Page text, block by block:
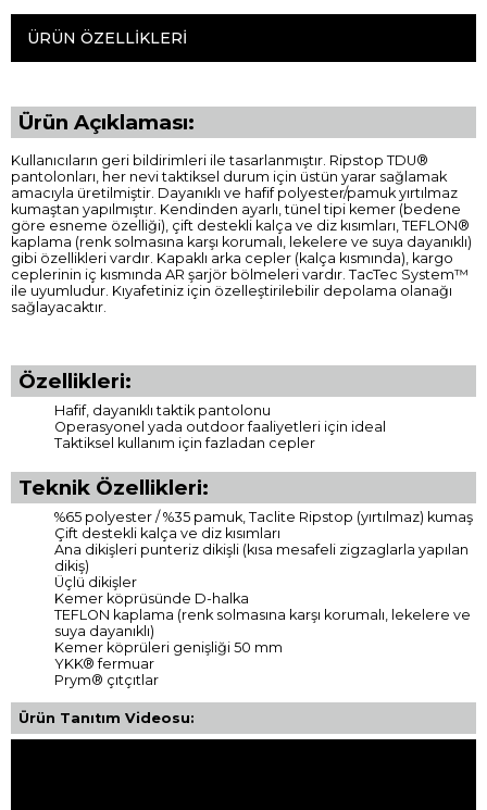
ÜRÜN ÖZELLIKLERI
Ürün Açıklaması:
Kullanıcıların geri bildirimleri ile tasarlanmıştır. Ripstop TDU®
pantolonları, her nevi taktiksel durum için üstün yarar sağlamak
amacıyla üretilmiştir. Dayanıklı ve hafif polyester/pamuk yırtılmaz
kumaştan yapılmıştır. Kendinden ayarlı, tünel tipi kemer (bedene
göre esneme özelliği), çift destekli kalça ve diz kısımları, TEFLON®
kaplama (renk solmasına karşı korumalı, lekelere ve suya dayanıklı)
gibi özellikleri vardır. Kapaklı arka cepler (kalça kısmında), kargo
ceplerinin iç kısmında AR şarjör bölmeleri vardır. TacTec System™
ile uyumludur. Kıyafetiniz için özelleştirilebilir depolama olanağı
sağlayacaktır.
Özellikleri:
Hafif, dayanıklı taktik pantolonu
Operasyonel yada outdoor faaliyetleri için ideal
Taktiksel kullanım için fazladan cepler
Teknik Özellikleri:
%65 polyester / %35 pamuk, Taclite Ripstop (yırtılmaz) kumaş
Çift destekli kalça ve diz kısımları
Ana dikişleri punteriz dikişli (kısa mesafeli zigzaglarla yapılan
dikiş)
Üçlü dikişler
Kemer köprüsünde D-halka
TEFLON kaplama (renk solmasına karşı korumalı, lekelere ve
suya dayanıklı)
Kemer köprüleri genişliği 50 mm
YKK® fermuar
Prym® çıtçıtlar
Ürün Tanıtım Videosu: